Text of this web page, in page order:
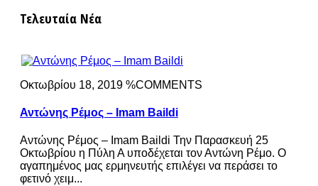
Τελευταία Νέα
Οκτωβρίου 18, 2019 %COMMENTS
Αντώνης Ρέμος – Imam Baildi
Αντώνης Ρέμος – Imam Baildi Την Παρασκευή 25
Οκτωβρίου η Πύλη Α υποδέχεται τον Αντώνη Ρέμο. Ο
αγαπημένος μας ερμηνευτής επιλέγει να περάσει το
φετινό χειμ...